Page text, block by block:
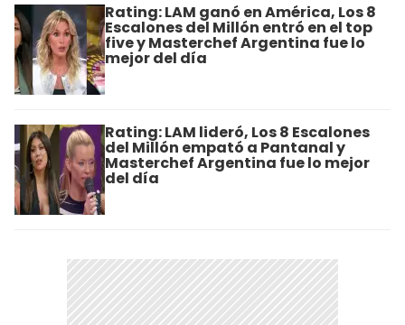
Rating: LAM ganó en América, Los 8
Escalones del Millón entró en el top
five y Masterchef Argentina fue lo
mejor del día
Rating: LAM lideró, Los 8 Escalones
del Millón empató a Pantanal y
Masterchef Argentina fue lo mejor
del día